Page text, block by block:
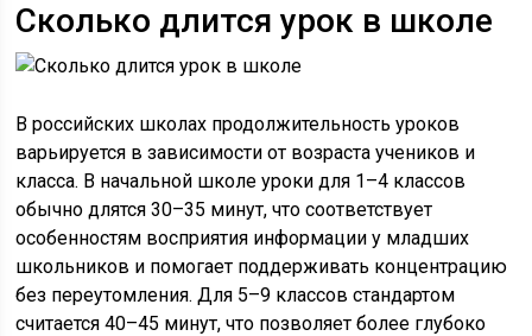
Сколько длится урок в школе
В российских школах продолжительность уроков
варьируется в зависимости от возраста учеников и
класса. В начальной школе уроки для 1–4 классов
обычно длятся 30–35 минут, что соответствует
особенностям восприятия информации у младших
школьников и помогает поддерживать концентрацию
без переутомления. Для 5–9 классов стандартом
считается 40–45 минут, что позволяет более глубоко